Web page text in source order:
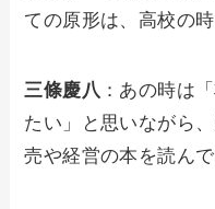
ての原形は、高校の
三條慶八 ：あの時は
たい」と思いながら
売や経営の本を読んで